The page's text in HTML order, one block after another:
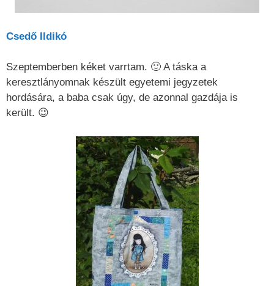
Csedő Ildikó
Szeptemberben kéket varrtam. 🙂 A táska a
keresztlányomnak készült egyetemi jegyzetek
hordására, a baba csak úgy, de azonnal gazdája is
került. 😉